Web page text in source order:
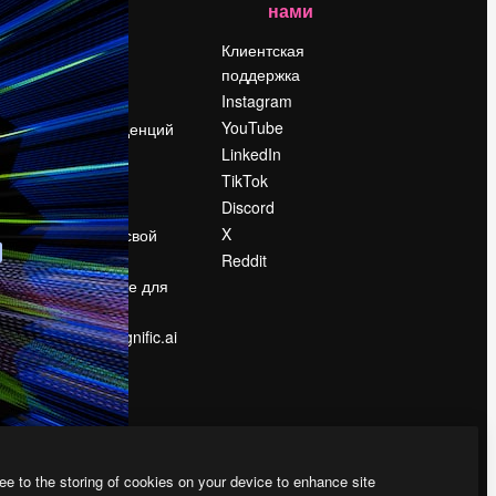
Цены
О нас
Reviews
Вакансии
Поиск тенденций
Блог
События
Slidesgo
Продайте свой
контент
Помещение для
прессы
Ищете magnific.ai
нами
Клиентская
поддержка
Instagram
YouTube
LinkedIn
TikTok
Discord
X
Reddit
to the storing of cookies on your device to enhance site